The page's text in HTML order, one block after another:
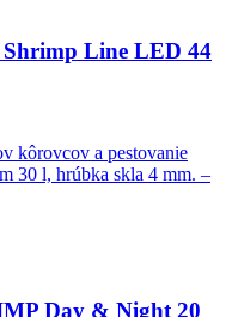
Line LED 44
kôrovcov a pestovanie
30 l, hrúbka skla 4 mm. –
Day & Night 20